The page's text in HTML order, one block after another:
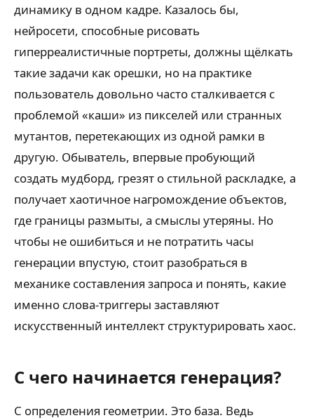
динамику в одном кадре. Казалось бы,
нейросети, способные рисовать
гиперреалистичные портреты, должны щёлкать
такие задачи как орешки, но на практике
пользователь довольно часто сталкивается с
проблемой «каши» из пикселей или странных
мутантов, перетекающих из одной рамки в
другую. Обыватель, впервые пробующий
создать мудборд, грезят о стильной раскладке, а
получает хаотичное нагромождение объектов,
где границы размыты, а смыслы утеряны. Но
чтобы не ошибиться и не потратить часы
генерации впустую, стоит разобраться в
механике составления запроса и понять, какие
именно слова-триггеры заставляют
искусственный интеллект структурировать хаос.
С чего начинается генерация?
С определения геометрии. Это база. Ведь